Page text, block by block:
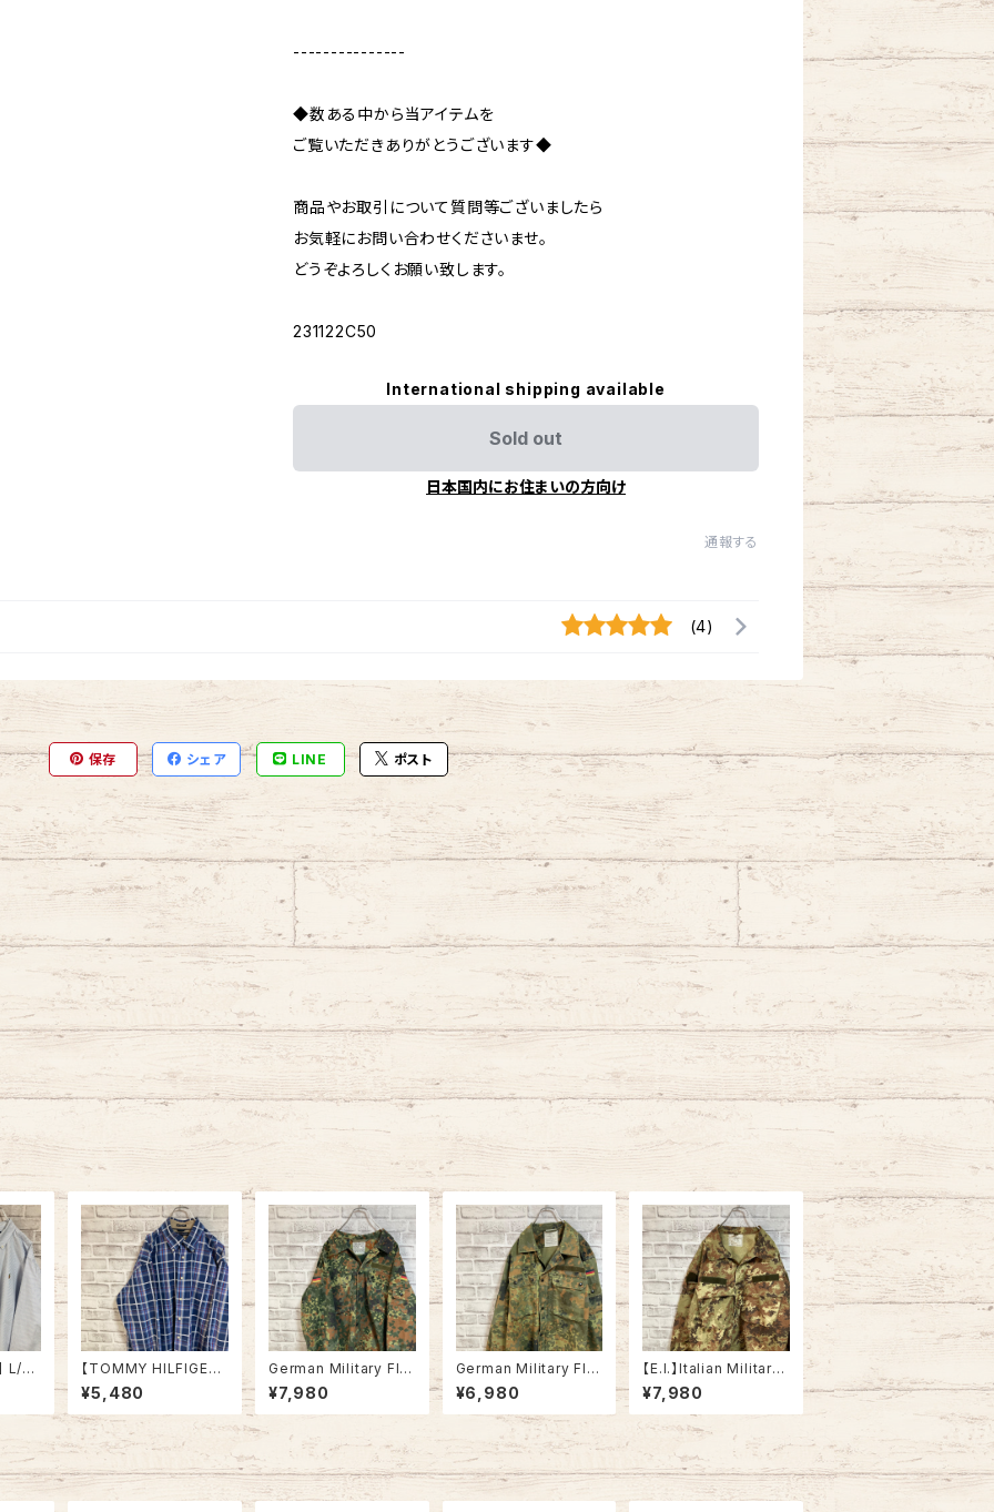
---------------
◆数ある中から当アイテムを
ご覧いただきありがとうございます◆
商品やお取引について質問等ございましたら
お気軽にお問い合わせくださいませ。
どうぞよろしくお願い致します。
231122C50
International shipping available
Sold out
日本国内にお住まいの方向け
通報する
(4)
保存 シェア LINE ポスト
L/S
シャ
胸ロ
着
【TOMMY HILFIGER】
L/S Check BD Shirt
L トミーヒルフィガー ス
トライプ BDシャツ ボタ
ンダウン 長袖 USA ア
メリカ 古着
¥5,480
German Military Fle
cktarn Camo ShirtJa
cket L/S L相当 90s
ドイツ軍 シャツジャケッ
ト フレクターカモ フレッ
クカモ フレックターンカ
モ カモ柄 迷彩 国旗 ド
イツ ユーロミリタリー
ユーロ 古着
¥7,980
German Military Fle
cktarn Camo ShirtJa
cket L/S L相当 ドイツ
軍 シャツジャケット フレ
クターカモ フレックカモ
フレックターンカモ カモ
柄 迷彩 国旗 ドイツ ユ
ーロミリタリー ユーロ
古着
¥6,980
【E.I.】Italian Military
Combat Jacket L/S
XL相当 VEGETATO C
AMO イタリア軍 コンバ
ットジャケット ベジター
トカモ カモ柄 迷彩 リッ
プストップ生地 イタリア
ユーロミリタリー ユー
ロ 古着
¥7,980